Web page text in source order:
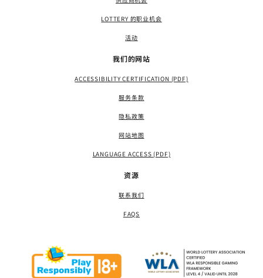
LOTTERY 的职业机会
活动
我们的网站
ACCESSIBILITY CERTIFICATION (PDF)
服务条款
隐私政策
网站地图
LANGUAGE ACCESS (PDF)
资源
联系我们
FAQS